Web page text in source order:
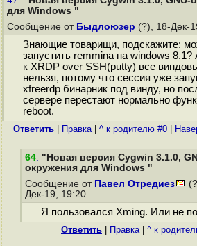
для Windows "
Сообщение от Быдлоюзер (?), 18-Дек-
Знающие товарищи, подскажите:
запустить remmina на windows
к XRDP over SSH(putty) все
нельзя, потому что сессия уже
xfreerdp бинарник под винду, но
сервере перестают нормально
reboot.
Ответить Правка| ^ к родителю #0
64. "Новая версия Cygwin 3.1.0,
окружения для Windows "
Сообщение от Павел Отредиез
Дек-19, 19:20
Я пользовался Xming. Или не
Ответить Правка| ^ к